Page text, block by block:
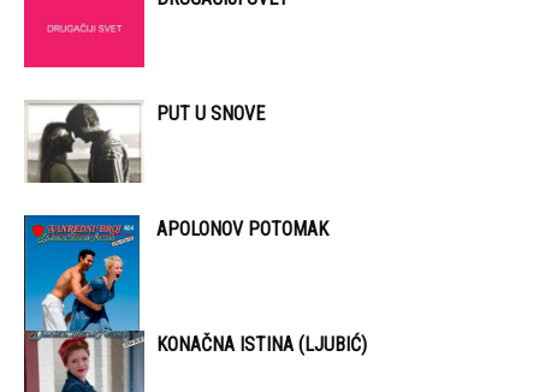
PUT U SNOVE
APOLONOV POTOMAK
KONAČNA ISTINA (LJUBIĆ)